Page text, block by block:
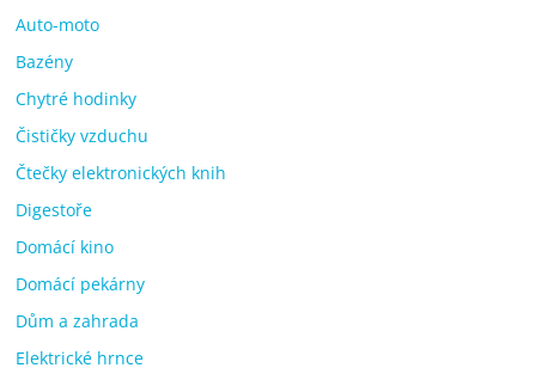
Auto-moto
Bazény
Chytré hodinky
Čističky vzduchu
Čtečky elektronických knih
Digestoře
Domácí kino
Domácí pekárny
Dům a zahrada
Elektrické hrnce